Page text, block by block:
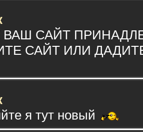
САЙТ
САЙТ ИЛИ
я тут новый